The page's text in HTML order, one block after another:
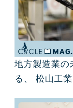
地方製造業の
る、 松山工